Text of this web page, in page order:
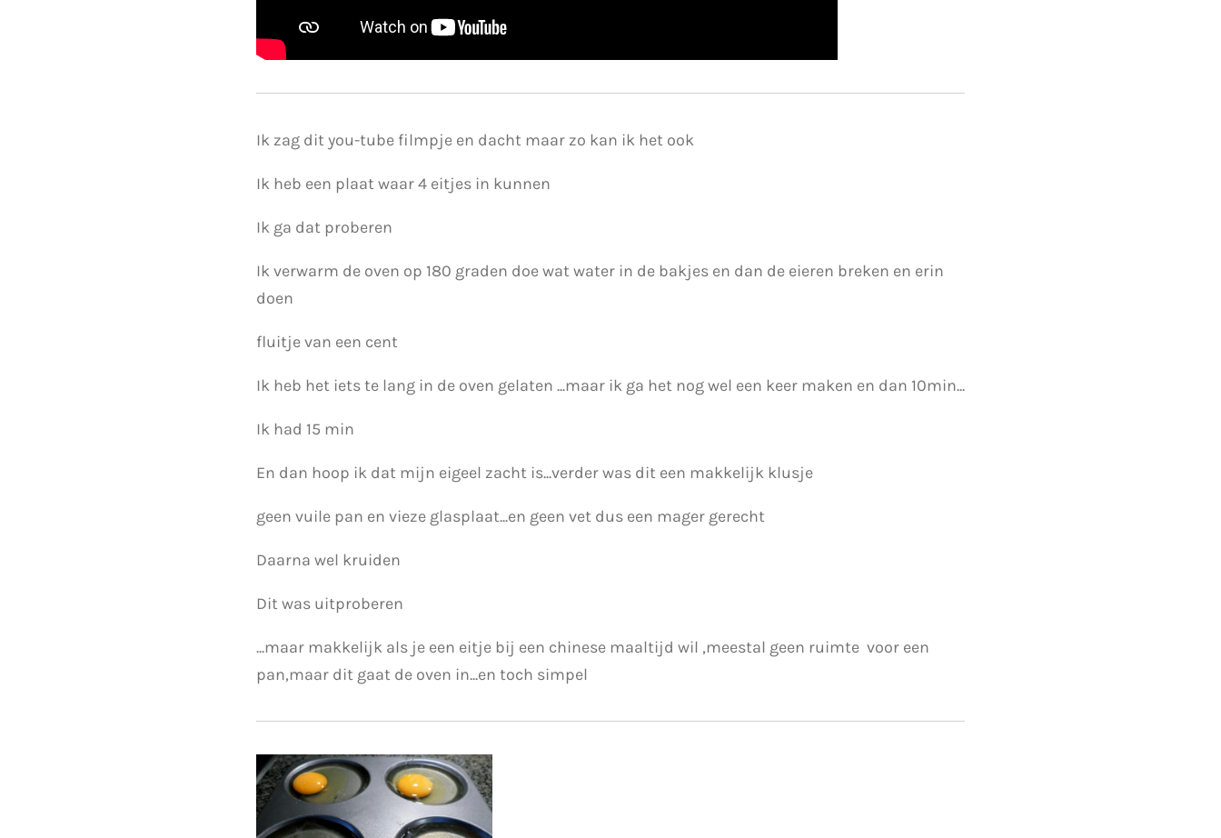
Ik zag dit you-tube filmpje en dacht maar zo kan ik het ook
Ik heb een plaat waar 4 eitjes in kunnen
Ik ga dat proberen
Ik verwarm de oven op 180 graden doe wat water in de bakjes en dan de eieren breken en erin
doen
fluitje van een cent
Ik heb het iets te lang in de oven gelaten ...maar ik ga het nog wel een keer maken en dan 10min...
Ik had 15 min
En dan hoop ik dat mijn eigeel zacht is...verder was dit een makkelijk klusje
geen vuile pan en vieze glasplaat...en geen vet dus een mager gerecht
Daarna wel kruiden
Dit was uitproberen
...maar makkelijk als je een eitje bij een chinese maaltijd wil ,meestal geen ruimte voor een
pan,maar dit gaat de oven in...en toch simpel